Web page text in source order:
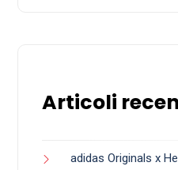
Articoli
adidas Originals x